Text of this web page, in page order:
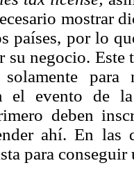
mostrar
países, por lo
su negocio. Este
solamente
el evento de
deben
ahí. En las
para